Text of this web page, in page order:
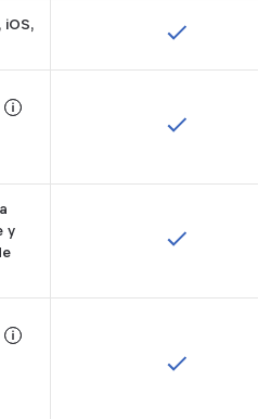
tienen extensiones para
y